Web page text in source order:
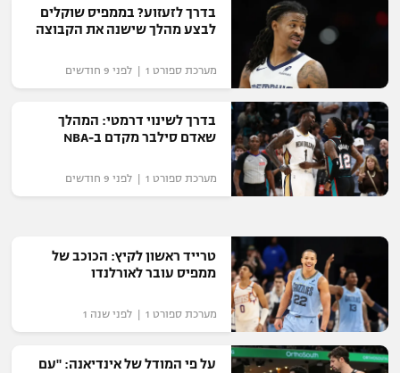
רשיון להקרנה פומבית לבית עסק
הצטרפות לחבילת הערוצים
לוח דרושים – ג'ובנט
תגיות
המגזין
בדרך לזעזוע? בממפיס שוקלים
לבצע מהלך שישנה את הקבוצה
מערכת ספורט 1 | לפני 9 חודשים
בדרך לשינוי דרמטי: המהלך
שאדם סילבר מקדם ב-NBA
מערכת ספורט 1 | לפני 9 חודשים
טרייד ראשון לקיץ: הכוכב של
ממפיס עובר לאורלנדו
מערכת ספורט 1 | לפני שנה 1
על פי המודל של אינדיאנה: "עם